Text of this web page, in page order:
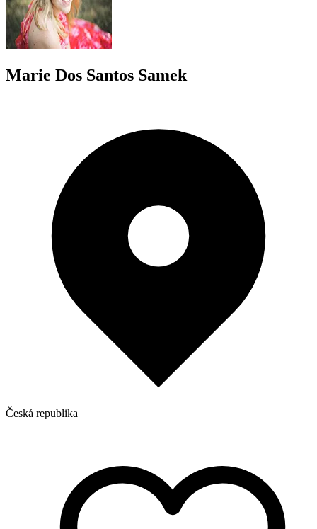
Marie Dos Santos Samek
Česká republika